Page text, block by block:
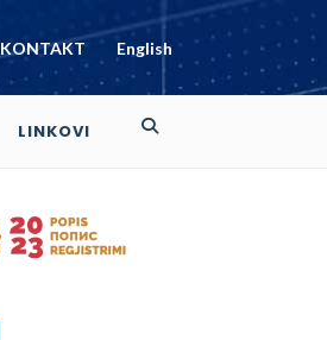
KONTAKT English
LINKOVI